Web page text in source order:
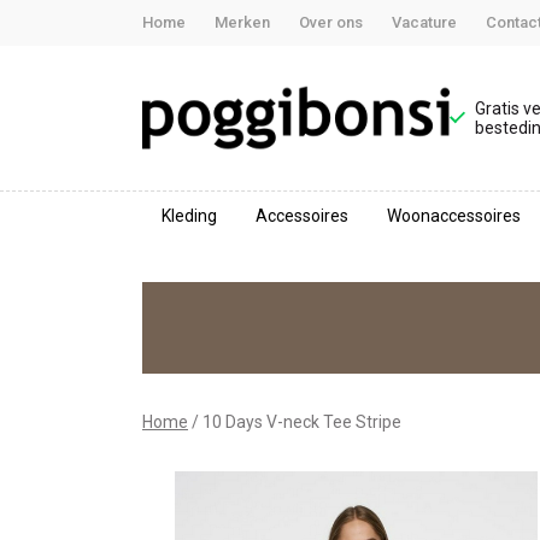
Home Merken Over ons Vacature
Gratis
Kleding Accessoires Woonaccessoires
Home 10 Days V-neck Tee Stripe